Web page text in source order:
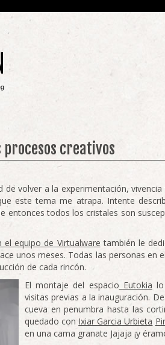
procesos creativos
volver a la experimentación,
este tema me atrapa. Intente
entonces todos los cristales son
equipo de Virtualware también le
unos meses. Todas las personas en
de cada rincón.
El montaje del espacio Eutokia
visitas previas a la inauguración.
cueva en penumbra hasta las
quedado con Ixiar Garcia Urbieta
en una cama granate Jajaja ¡y